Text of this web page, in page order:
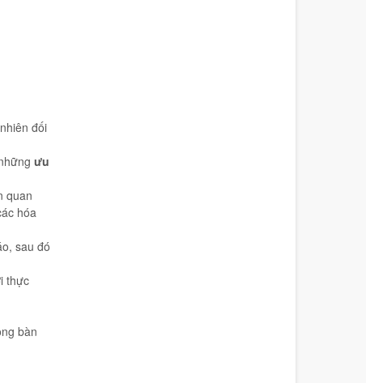
đối
hóa
sau đó
bàn